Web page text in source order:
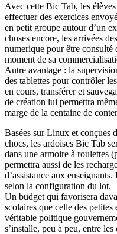
Avec cette Bic Tab, les
effectuer des exercices
en petit groupe autour d’un
choses encore, les arrivées
numerique pour être consulté
moment de sa
Autre avantage : la
des tablettes pour contrôler
en cours, transférer et
de création lui permettra
marge de la centaine de
Basées sur Linux et conçues
chocs, les ardoises Bic Tab
dans une armoire à roulettes
permettra aussi de les
d’assistance aux
selon la configuration du lot.
Un budget qui favorisera
scolaires que celle des petites
véritable politique
s’installe, peu à peu, entre